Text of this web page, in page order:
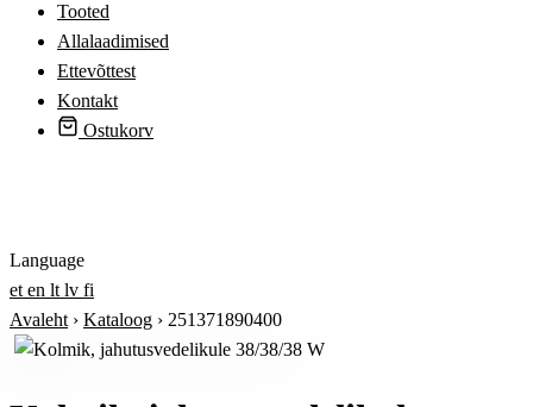
Tooted
Allalaadimised
Ettevõttest
Kontakt
Ostukorv
Language
et en lt lv fi
Avaleht › Kataloog › 251371890400